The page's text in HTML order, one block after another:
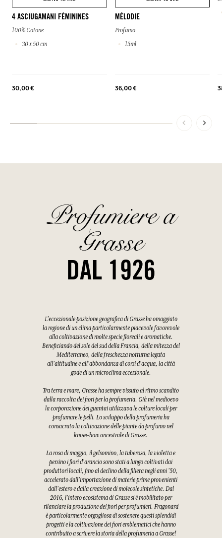
4 ASCIUGAMANI FÉMININES
100% Cotone
30 x 50 cm
30,00 €
MÉLODIE
Profumo
15ml
36,00 €
Profumiere a
Grasse
DAL 1926
L'eccezionale posizione geografica di Grasse ha omaggiato
la regione di un clima particolarmente piacevole favorevole
alla coltivazione di molte specie floreali e aromatiche.
Beneficiando del sole del sud della Francia, della mitezza del
Mediterraneo, della freschezza notturna legata
all'altitudine e all'abbondanza di corsi d'acqua, la città
gode di un microclima eccezionale.
Tra terra e mare, Grasse ha sempre vissuto al ritmo scandito
dalla raccolta dei fiori per la profumeria. Già nel medioevo
la corporazione dei guantai utilizzava le colture locali per
profumare le pelli. Lo sviluppo della profumeria ha
consacrato la coltivazione delle piante da profumo nel
know-how ancestrale di Grasse.
La rosa di maggio, il gelsomino, la tuberosa, la violetta e
persino i fiori d'arancio sono stati a lungo coltivati dai
produttori locali, fino al declino della filiera negli anni '50,
accelerato dall'importazione di materie prime provenienti
dall'estero e dalla creazione di molecole sintetiche. Dal
2016, l'intero ecosistema di Grasse si è mobilitato per
rilanciare la produzione dei fiori per profumieri. Fragonard
è particolarmente orgogliosa di sostenere questi splendidi
progetti e la coltivazione dei fiori emblematici che hanno
contribuito a scrivere la storia della profumeria a Grasse!